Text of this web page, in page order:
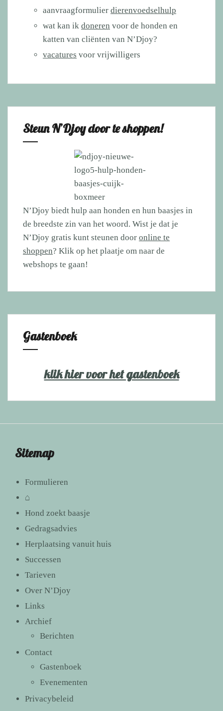
aanvraagformulier dierenvoedselhulp
wat kan ik doneren voor de honden en
katten van cliënten van N’Djoy?
vacatures voor vrijwilligers
Steun N’Djoy door te shoppen!
N’Djoy biedt hulp aan honden en hun baasjes in
de breedste zin van het woord. Wist je dat je
N’Djoy gratis kunt steunen door online te
shoppen? Klik op het plaatje om naar de
webshops te gaan!
Gastenboek
klik hier voor het gastenboek
Sitemap
Formulieren
⌂
Hond zoekt baasje
Gedragsadvies
Herplaatsing vanuit huis
Successen
Tarieven
Over N’Djoy
Links
Archief
Berichten
Contact
Gastenboek
Evenementen
Privacybeleid